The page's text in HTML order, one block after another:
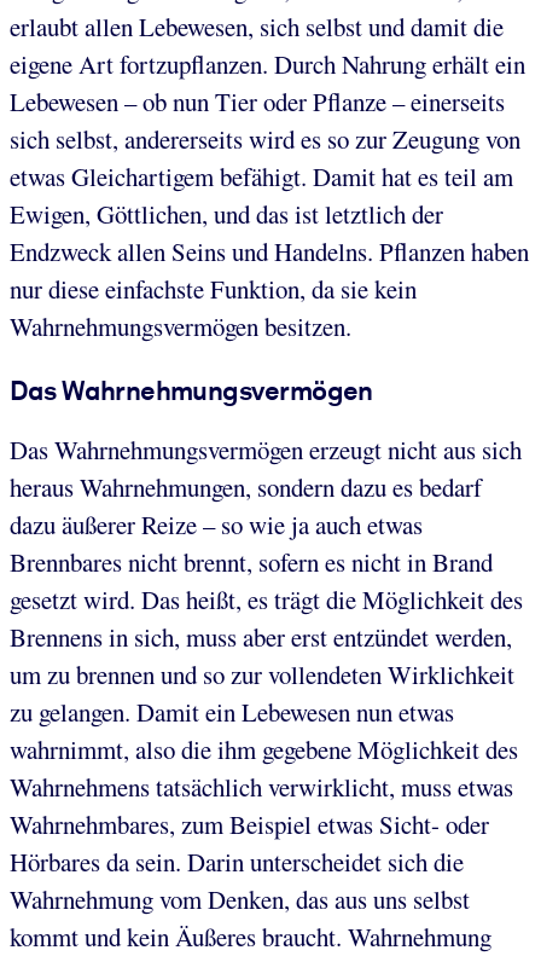
erlaubt allen Lebewesen, sich selbst und damit die
eigene Art fortzupflanzen. Durch Nahrung erhält ein
Lebewesen – ob nun Tier oder Pflanze – einerseits
sich selbst, andererseits wird es so zur Zeugung von
etwas Gleichartigem befähigt. Damit hat es teil am
Ewigen, Göttlichen, und das ist letztlich der
Endzweck allen Seins und Handelns. Pflanzen haben
nur diese einfachste Funktion, da sie kein
Wahrnehmungsvermögen besitzen.
Das Wahrnehmungsvermögen
Das Wahrnehmungsvermögen erzeugt nicht aus sich
heraus Wahrnehmungen, sondern dazu es bedarf
dazu äußerer Reize – so wie ja auch etwas
Brennbares nicht brennt, sofern es nicht in Brand
gesetzt wird. Das heißt, es trägt die Möglichkeit des
Brennens in sich, muss aber erst entzündet werden,
um zu brennen und so zur vollendeten Wirklichkeit
zu gelangen. Damit ein Lebewesen nun etwas
wahrnimmt, also die ihm gegebene Möglichkeit des
Wahrnehmens tatsächlich verwirklicht, muss etwas
Wahrnehmbares, zum Beispiel etwas Sicht- oder
Hörbares da sein. Darin unterscheidet sich die
Wahrnehmung vom Denken, das aus uns selbst
kommt und kein Äußeres braucht. Wahrnehmung